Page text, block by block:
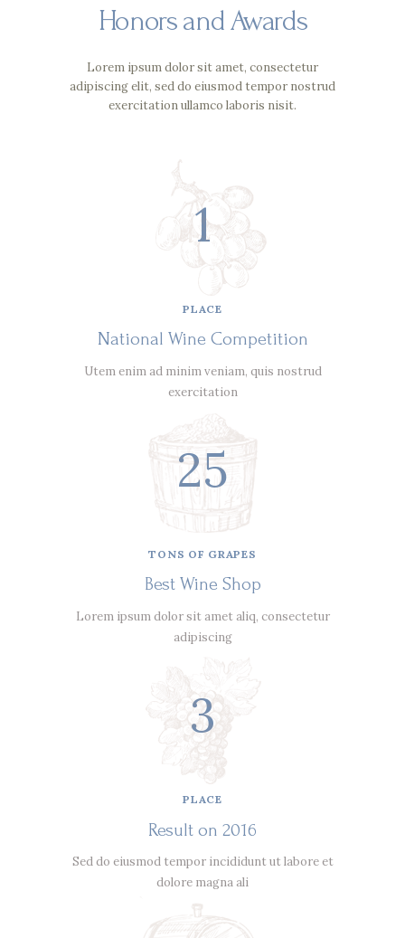
Honors and Awards
Lorem ipsum dolor sit amet, consectetur
adipiscing elit, sed do eiusmod tempor nostrud
exercitation ullamco laboris nisit.
1
PLACE
National Wine Competition
Utem enim ad minim veniam, quis nostrud
exercitation
25
TONS OF GRAPES
Best Wine Shop
Lorem ipsum dolor sit amet aliq, consectetur
adipiscing
3
PLACE
Result on 2016
Sed do eiusmod tempor incididunt ut labore et
dolore magna ali